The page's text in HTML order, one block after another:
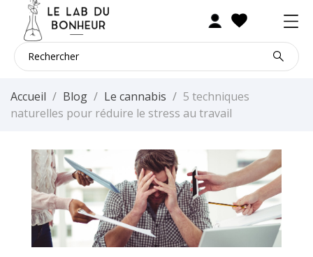
Accueil Blog Le cannabis
5 techniques
naturelles pour réduire le stress au travail